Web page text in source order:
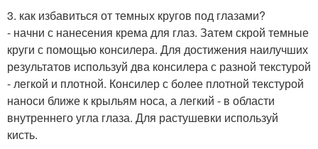
3. как избавиться от темных кругов под глазами?
- начни с нанесения крема для глаз. Затем скрой темные
круги с помощью консилера. Для достижения наилучших
результатов используй два консилера с разной текстурой
- легкой и плотной. Консилер с более плотной текстурой
наноси ближе к крыльям носа, а легкий - в области
внутреннего угла глаза. Для растушевки используй
кисть.